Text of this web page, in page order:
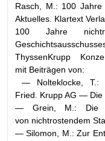
Rasch, M.: 100 Jahre
Aktuelles. Klartext
100 Jahre
ThyssenKrupp
mit Beiträgen von:
— Nolteklocke, T.:
Fried. Krupp AG — Die
— Grein, M.: Die
von nichtrostendem
— Silomon, M.: Zur